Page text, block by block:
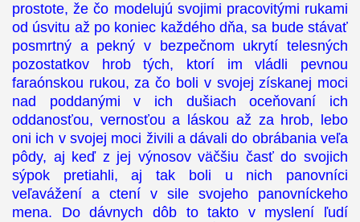
prostote, že čo modelujú svojimi pracovitými rukami
od úsvitu až po koniec každého dňa, sa bude stávať
posmrtný a pekný v bezpečnom ukrytí telesných
pozostatkov hrob tých, ktorí im vládli pevnou
faraónskou rukou, za čo boli v svojej získanej moci
nad poddanými v ich dušiach oceňovaní ich
oddanosťou, vernosťou a láskou až za hrob, lebo
oni ich v svojej moci živili a dávali do obrábania veľa
pôdy, aj keď z jej výnosov väčšiu časť do svojich
sýpok pretiahli, aj tak boli u nich panovníci
veľavážení a ctení v sile svojeho panovníckeho
mena. Do dávnych dôb to takto v myslení ľudí